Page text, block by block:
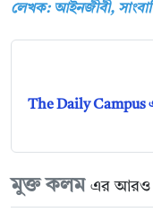
লেখক: আইনজীবী,
The Daily Campus
মুক্ত কলম এর আরও